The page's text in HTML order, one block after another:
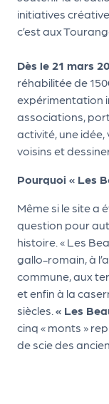
initiatives
c’est aux
Dès le 21 mars
réhabilitée de
expérimentation
associations,
activité, une
voisins et
Pourquoi « Les
Même si le site a
question pour
histoire. « Les
gallo-romain, à
commune, aux
et enfin à la
siècles. « Les
cinq « monts »
de scie des
N
os
se
rvi
ce
s
e
k
it
d
e
l'
o
r